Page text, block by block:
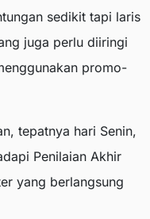
sedikit tapi laris
juga perlu diiringi
promo-
tepatnya hari Senin,
Penilaian Akhir
yang berlangsung